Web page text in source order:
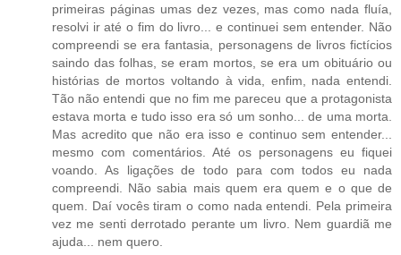
primeiras páginas umas dez vezes, mas como nada fluía,
resolvi ir até o fim do livro... e continuei sem entender. Não
compreendi se era fantasia, personagens de livros fictícios
saindo das folhas, se eram mortos, se era um obituário ou
histórias de mortos voltando à vida, enfim, nada entendi.
Tão não entendi que no fim me pareceu que a protagonista
estava morta e tudo isso era só um sonho... de uma morta.
Mas acredito que não era isso e continuo sem entender...
mesmo com comentários. Até os personagens eu fiquei
voando. As ligações de todo para com todos eu nada
compreendi. Não sabia mais quem era quem e o que de
quem. Daí vocês tiram o como nada entendi. Pela primeira
vez me senti derrotado perante um livro. Nem guardiã me
ajuda... nem quero.